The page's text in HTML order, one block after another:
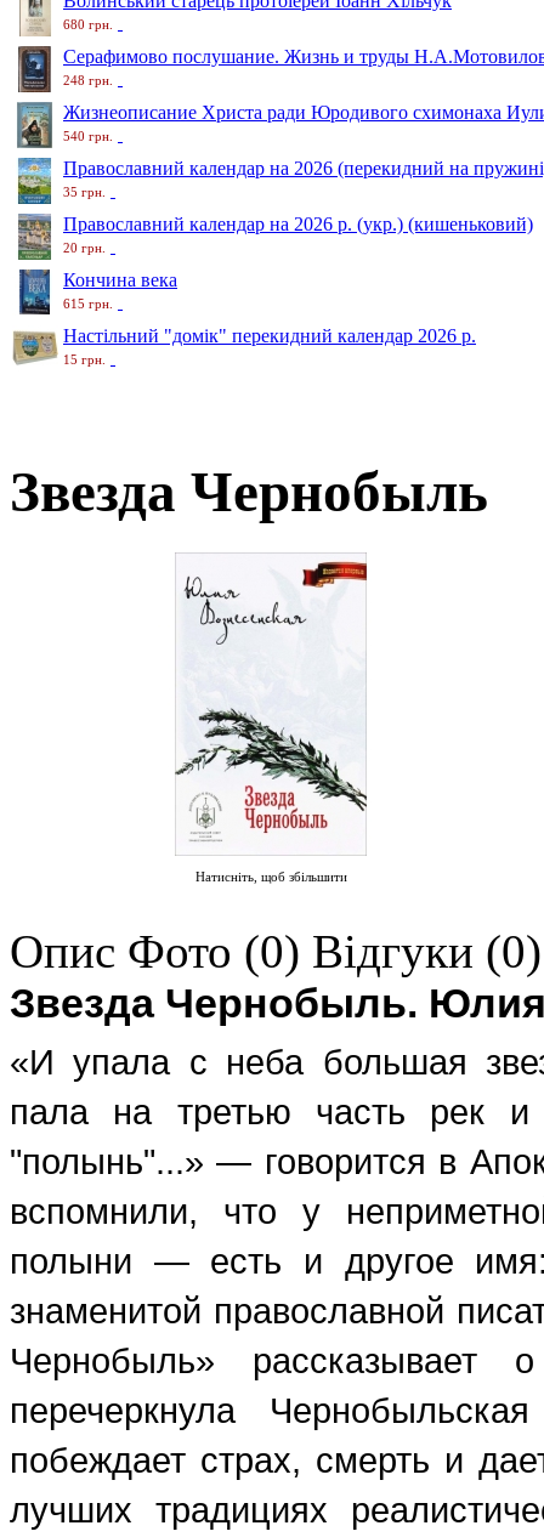
680 грн.
Серафимово послушание. Жизнь и труды
248 грн.
Жизнеописание Христа ради Юродивого схимонаха
540 грн.
Православний календар на 2026 (перекидний на
35 грн.
Православний календар на 2026 р. (укр.) (кишеньковий)
20 грн.
Кончина века
615 грн.
Настільний "домік" перекидний календар 2026 р.
15 грн.
Звезда Чернобыль
Натисніть, щоб збільшити
Опис Фото (0) Відгуки (0)
Звезда Чернобыль.
«И упала с неба большая
пала на третью часть рек
"полынь"...» — говорится в
вспомнили, что у
полыни — есть и другое
знаменитой православной
Чернобыль»
перечеркнула
побеждает страх, смерть и
лучших традициях